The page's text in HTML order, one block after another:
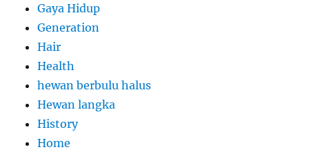
Gaya Hidup
Generation
Hair
Health
hewan berbulu halus
Hewan langka
History
Home